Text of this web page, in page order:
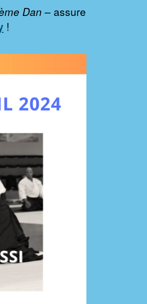
Dan – assure
!